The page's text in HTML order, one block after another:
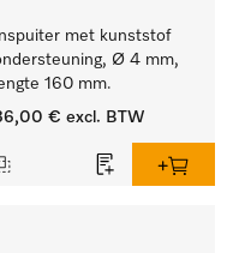
Inspuiter met kunststof
Ø 4 mm,
160 mm.
€ excl. BTW